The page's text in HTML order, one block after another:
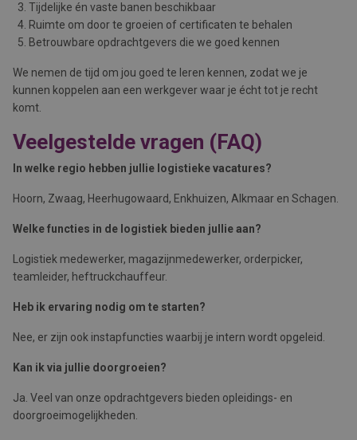
Tijdelijke én vaste banen beschikbaar
Ruimte om door te groeien of certificaten te behalen
Betrouwbare opdrachtgevers die we goed kennen
We nemen de tijd om jou goed te leren kennen, zodat we je
kunnen koppelen aan een werkgever waar je écht tot je recht
komt.
Veelgestelde vragen (FAQ)
In welke regio hebben jullie logistieke vacatures?
Hoorn, Zwaag, Heerhugowaard, Enkhuizen, Alkmaar en Schagen.
Welke functies in de logistiek bieden jullie aan?
Logistiek medewerker, magazijnmedewerker, orderpicker,
teamleider, heftruckchauffeur.
Heb ik ervaring nodig om te starten?
Nee, er zijn ook instapfuncties waarbij je intern wordt opgeleid.
Kan ik via jullie doorgroeien?
Ja. Veel van onze opdrachtgevers bieden opleidings- en
doorgroeimogelijkheden.